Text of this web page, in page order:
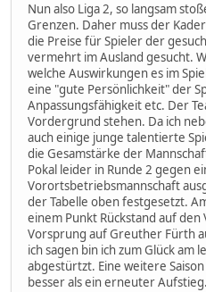
Nun also Liga 2, so langsam
Grenzen. Daher muss der
die Preise für Spieler der
vermehrt im Ausland gesucht.
welche Auswirkungen es im
eine "gute Persönlichkeit" der
Anpassungsfähigkeit etc. Der
Vordergrund stehen. Da ich
auch einige junge talentierte
die Gesamstärke der
Pokal leider in Runde 2 gegen
Vorortsbetriebsmannschaft
der Tabelle oben festgesetzt.
einem Punkt Rückstand auf
Vorsprung auf Greuther Fürth
ich sagen bin ich zum Glück am
abgestürtzt. Eine weitere
besser als ein erneuter Aufstieg.